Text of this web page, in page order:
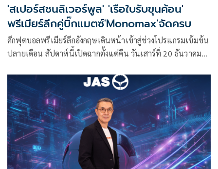
'สเปอร์สชนลิเวอร์พูล' 'เรือใบรับขุนค้อน'
พรีเมียร์ลีกคู่บิ๊กแมตซ์'Monomax'จัดครบ
ศึกฟุตบอลพรีเมียร์ลีกอังกฤษเดินหน้าเข้าสู่ช่วงโปรแกรมเข้มข้น
ปลายเดือน สัปดาห์นี้เปิดฉากตั้งแต่คืน วันเสาร์ที่ 20 ธันวาคม
ด้วยเกมใหญ่และการลุ้นแต้มสำคัญของทุกทีม นำโดยบิ๊กแมตช์
“ท็อตแนม ฮ็อตสเปอร์” ปะทะ “ลิเวอร์พูล” พร้อมด้วย “แมน
เชสเตอร์ ซิตี้”, “แมนเชสเตอร์ ยูไนเต็ด” และ “อาร์เซนอล” ที่
ต่างมีภารกิจหนัก ซึ่ง Monomax พร้อมถ่ายทอดสดครบทุกคู่และ
บางคู่ผ่านหน้าจอ ช่อง MONO29